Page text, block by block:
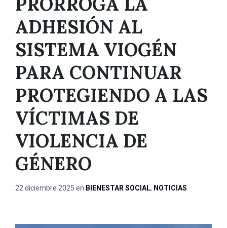
ADHESIÓN AL
SISTEMA VIOGÉN
PARA CONTINUAR
PROTEGIENDO A LAS
VÍCTIMAS DE
VIOLENCIA DE
GÉNERO
22 diciembre 2025 en BIENESTAR SOCIAL, NOTICIAS